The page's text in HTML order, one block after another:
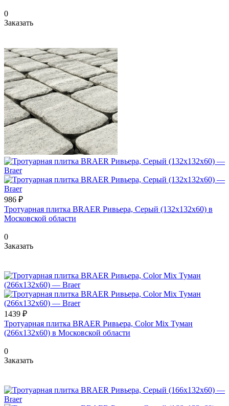
0
Заказать
986 ₽
Тротуарная плитка BRAER Ривьера, Серый (132х132x60) в
Московской области
0
Заказать
1439 ₽
Тротуарная плитка BRAER Ривьера, Color Mix Туман
(266х132x60) в Московской области
0
Заказать